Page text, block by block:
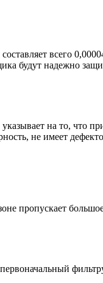
всего
будут надежно
на то, что
не имеет
пропускает